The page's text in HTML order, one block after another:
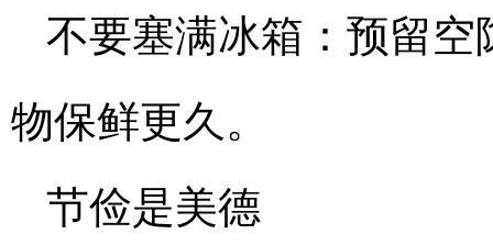
不要塞满冰箱：预留
物保鲜更久。
节俭是美德